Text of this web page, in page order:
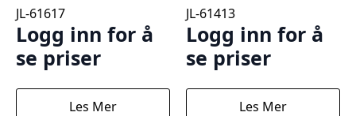
JL-61617
Logg inn for å
se priser
Les Mer
JL-61413
Logg inn for å
se priser
Les Mer